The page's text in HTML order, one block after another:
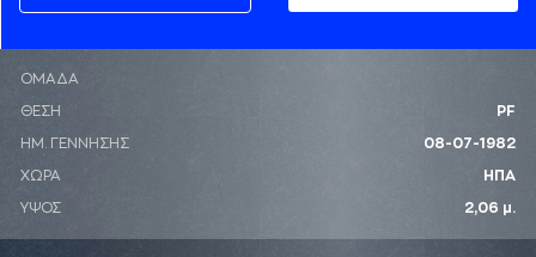
ΟΜΑΔΑ
ΘΕΣΗ PF
ΗΜ. ΓΕΝΝΗΣΗΣ 08-07-1982
ΧΩΡΑ ΗΠΑ
ΥΨΟΣ 2,06 μ.